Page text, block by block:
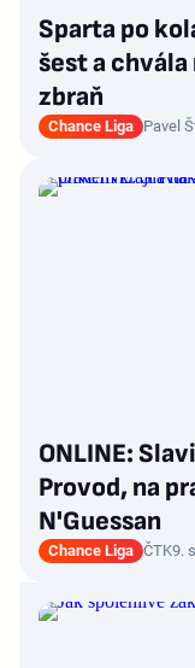
Sparta po
šest a
zbraň
Chance Liga Pavel
ONLINE:
Provod, na
N'Guessan
Chance Liga ČTK9.